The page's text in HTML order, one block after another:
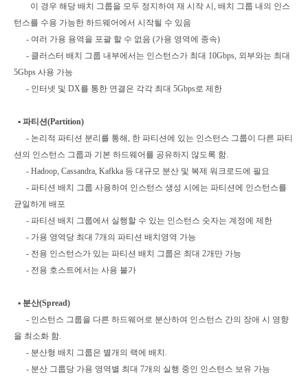
이 경우 해당 배치 그룹을 모두 정지하여 재 시작 시, 배치 그룹 내의 인스
턴스를 수용 가능한 하드웨어에서 시작될 수 있음
- 여러 가용 용역을 포괄 할 수 없음 (가용 영역에 종속)
- 클러스터 배치 그룹 내부에서는 인스턴스가 최대 10Gbps, 외부와는 최대
5Gbps 사용 가능
- 인터넷 및 DX를 통한 연결은 각각 최대 5Gbps로 제한
▪ 파티션(Partition)
- 논리적 파티션 분리를 통해, 한 파티션에 있는 인스턴스 그룹이 다른 파티
션의 인스턴스 그룹과 기본 하드웨어를 공유하지 않도록 함.
- Hadoop, Cassandra, Kafkka 등 대규모 분산 및 복제 워크로드에 필요
- 파티션 배치 그룹 사용하여 인스턴스 생성 시에는 파티션에 인스턴스를
균일하게 배포
- 파티션 배치 그룹에서 실행할 수 있는 인스턴스 숫자는 계정에 제한
- 가용 영역당 최대 7개의 파티션 배치영역 가능
- 전용 인스턴스가 있는 파티션 배치 그룹은 최대 2개만 가능
- 전용 호스트에서는 사용 불가
▪ 분산(Spread)
- 인스턴스 그룹을 다른 하드웨어로 분산하여 인스턴스 간의 장애 시 영향
을 최소화 함.
- 분산형 배치 그룹은 별개의 랙에 배치.
- 분산 그룹당 가용 영역별 최대 7개의 실행 중인 인스턴스 보유 가능